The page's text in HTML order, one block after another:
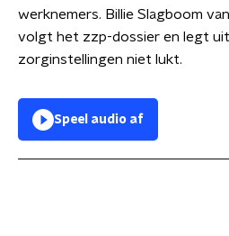
werknemers. Billie Slagboom
volgt het zzp-dossier en legt
zorginstellingen niet lukt.
Speel audio af